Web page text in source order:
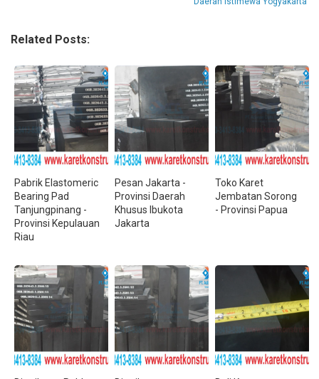
Related Posts:
Pabrik Elastomeric
Bearing Pad
Tanjungpinang -
Provinsi Kepulauan
Riau
Pesan Jakarta -
Provinsi Daerah
Khusus Ibukota
Jakarta
Toko Karet
Jembatan Sorong
- Provinsi Papua